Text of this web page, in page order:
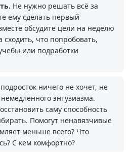
Не нужно решать всё за
ему сделать первый
обсудите цели на неделю
что попробовать,
или подработки
ничего не хочет, не
энтузиазма.
саму способность
Помогут ненавязчивые
меньше всего? Что
С кем комфортно?